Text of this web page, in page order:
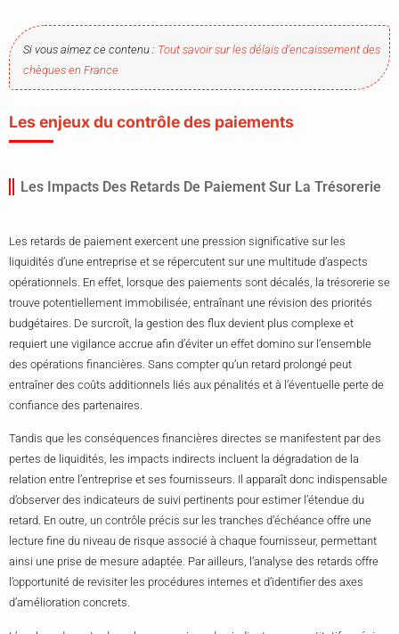
Si vous aimez ce contenu : Tout savoir sur les délais d’encaissement des
chèques en France
Les enjeux du contrôle des paiements
Les Impacts Des Retards De Paiement Sur La Trésorerie
Les retards de paiement exercent une pression significative sur les
liquidités d’une entreprise et se répercutent sur une multitude d’aspects
opérationnels. En effet, lorsque des paiements sont décalés, la trésorerie se
trouve potentiellement immobilisée, entraînant une révision des priorités
budgétaires. De surcroît, la gestion des flux devient plus complexe et
requiert une vigilance accrue afin d’éviter un effet domino sur l’ensemble
des opérations financières. Sans compter qu’un retard prolongé peut
entraîner des coûts additionnels liés aux pénalités et à l’éventuelle perte de
confiance des partenaires.
Tandis que les conséquences financières directes se manifestent par des
pertes de liquidités, les impacts indirects incluent la dégradation de la
relation entre l’entreprise et ses fournisseurs. Il apparaît donc indispensable
d’observer des indicateurs de suivi pertinents pour estimer l’étendue du
retard. En outre, un contrôle précis sur les tranches d’échéance offre une
lecture fine du niveau de risque associé à chaque fournisseur, permettant
ainsi une prise de mesure adaptée. Par ailleurs, l’analyse des retards offre
l’opportunité de revisiter les procédures internes et d’identifier des axes
d’amélioration concrets.